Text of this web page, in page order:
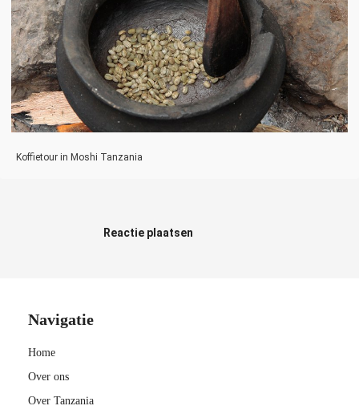
Koffietour in Moshi Tanzania
Reactie plaatsen
Navigatie
Home
Over ons
Over Tanzania